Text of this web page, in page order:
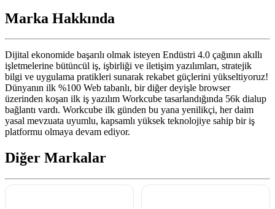
Marka Hakkında
Dijital ekonomide başarılı olmak isteyen Endüstri 4.0 çağının akıllı
işletmelerine bütüncül iş, işbirliği ve iletişim yazılımları, stratejik
bilgi ve uygulama pratikleri sunarak rekabet güçlerini yükseltiyoruz!
Dünyanın ilk %100 Web tabanlı, bir diğer deyişle browser
üzerinden koşan ilk iş yazılım Workcube tasarlandığında 56k dialup
bağlantı vardı. Workcube ilk günden bu yana yenilikçi, her daim
yasal mevzuata uyumlu, kapsamlı yüksek teknolojiye sahip bir iş
platformu olmaya devam ediyor.
Diğer Markalar